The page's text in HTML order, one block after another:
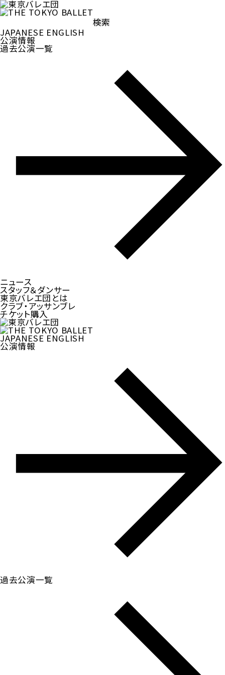
検
索:
JAPANESE ENGLISH
公演情報
過去公演一覧
ニュース
スタッフ＆ダンサー
東京バレエ団とは
クラブ・アッサンブレ
チケット購入
JAPANESE ENGLISH
公演情報
過去公演一覧